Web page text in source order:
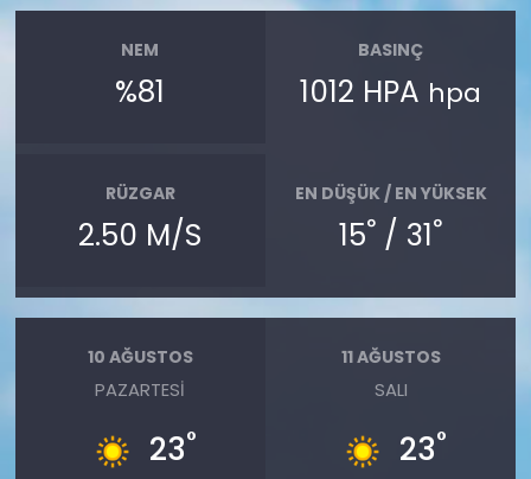
NEM
%81
BASINÇ
1012 HPA hpa
RÜZGAR
2.50 M/S
EN DÜŞÜK / EN YÜKSEK
15° / 31°
10 AĞUSTOS
PAZARTESI
23°
11 AĞUSTOS
SALI
23°